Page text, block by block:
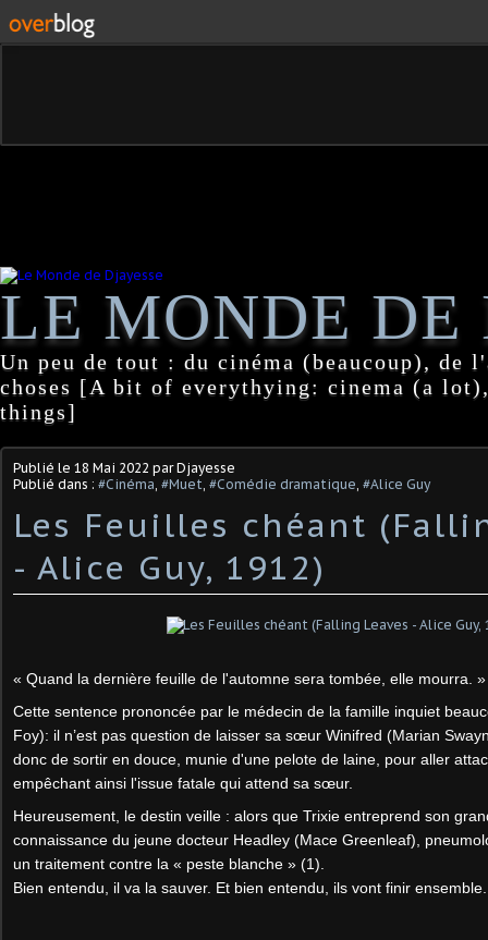
LE MONDE DE
Un peu de tout : du cinéma (beaucoup), de
choses [A bit of everythying: cinema (a
things]
Publié le 18 Mai 2022 par Djayesse
Publié dans : #Cinéma #Muet #Comédie dramatique #Alice Guy
Les Feuilles chéant
- Alice Guy, 1912)
« Quand la dernière feuille de l'automne sera tombée, elle mourra. »
Cette sentence prononcée par le médecin de la famille inquiet
Foy): il n’est pas question de laisser sa sœur Winifred (Marian
donc de sortir en douce, munie d'une pelote de laine, pour aller
empêchant ainsi l'issue fatale qui attend sa sœur.
Heureusement, le destin veille : alors que Trixie entreprend son
connaissance du jeune docteur Headley (Mace Greenleaf),
un traitement contre la « peste blanche » (1).
Bien entendu, il va la sauver. Et bien entendu, ils vont finir